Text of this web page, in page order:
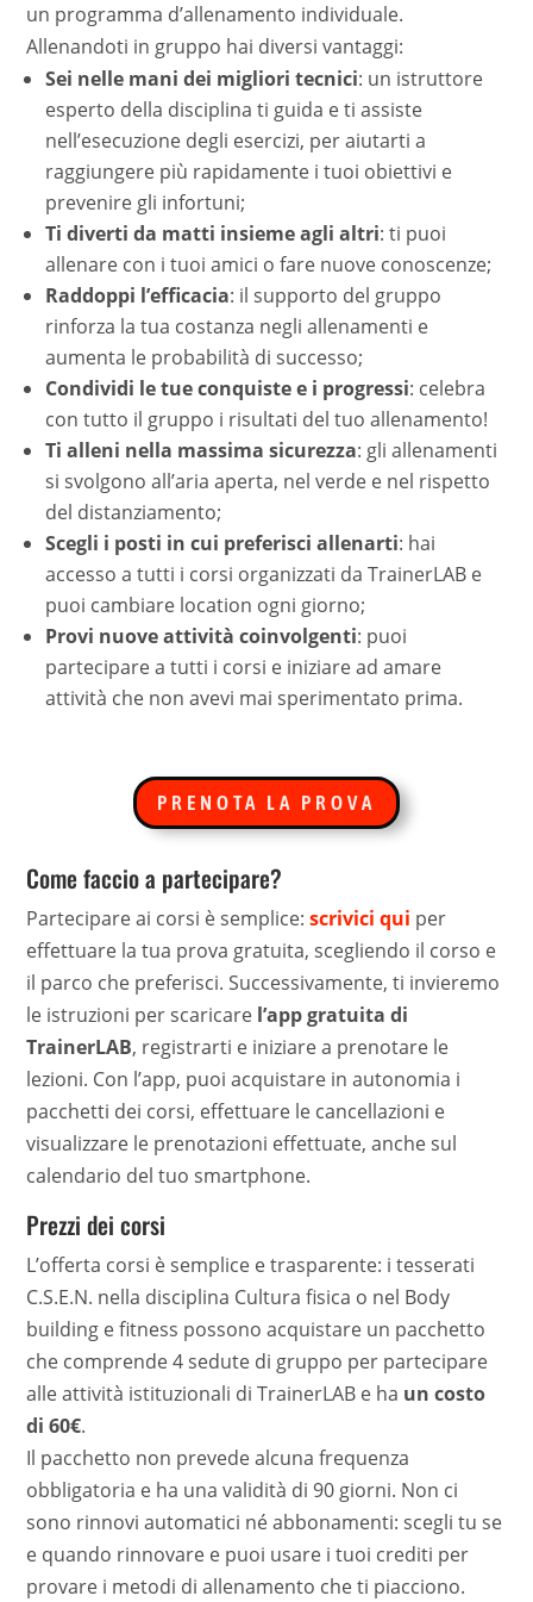
un programma d’allenamento individuale.
Allenandoti in gruppo hai diversi vantaggi:
Sei nelle mani dei migliori tecnici: un istruttore
esperto della disciplina ti guida e ti assiste
nell’esecuzione degli esercizi, per aiutarti a
raggiungere più rapidamente i tuoi obiettivi e
prevenire gli infortuni;
Ti diverti da matti insieme agli altri: ti puoi
allenare con i tuoi amici o fare nuove conoscenze;
Raddoppi l’efficacia: il supporto del gruppo
rinforza la tua costanza negli allenamenti e
aumenta le probabilità di successo;
Condividi le tue conquiste e i progressi: celebra
con tutto il gruppo i risultati del tuo allenamento!
Ti alleni nella massima sicurezza: gli allenamenti
si svolgono all’aria aperta, nel verde e nel rispetto
del distanziamento;
Scegli i posti in cui preferisci allenarti: hai
accesso a tutti i corsi organizzati da TrainerLAB e
puoi cambiare location ogni giorno;
Provi nuove attività coinvolgenti: puoi
partecipare a tutti i corsi e iniziare ad amare
attività che non avevi mai sperimentato prima.
PRENOTA LA PROVA
Come faccio a partecipare?
Partecipare ai corsi è semplice:scrivici qui per
effettuare la tua prova gratuita, scegliendo il corso e
il parco che preferisci. Successivamente, ti invieremo
le istruzioni per scaricare l’app gratuita di
TrainerLAB, registrarti e iniziare a prenotare le
lezioni. Con l’app, puoi acquistare in autonomia i
pacchetti dei corsi, effettuare le cancellazioni e
visualizzare le prenotazioni effettuate, anche sul
calendario del tuo smartphone.
Prezzi dei corsi
L’offerta corsi è semplice e trasparente: i tesserati
C.S.E.N. nella disciplina Cultura fisica o nel Body
building e fitness possono acquistare un pacchetto
che comprende 4 sedute di gruppo per partecipare
alle attività istituzionali di TrainerLAB e ha un costo
di 60€.
Il pacchetto non prevede alcuna frequenza
obbligatoria e ha una validità di 90 giorni. Non ci
sono rinnovi automatici né abbonamenti: scegli tu se
e quando rinnovare e puoi usare i tuoi crediti per
provare i metodi di allenamento che ti piacciono.